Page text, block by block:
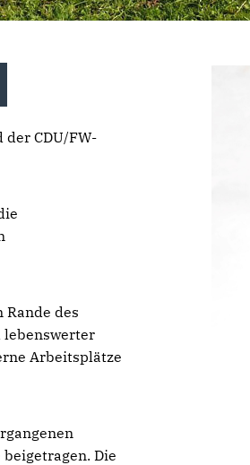
CDU/FW-
des
lebenswerter
Arbeitsplätze
Die